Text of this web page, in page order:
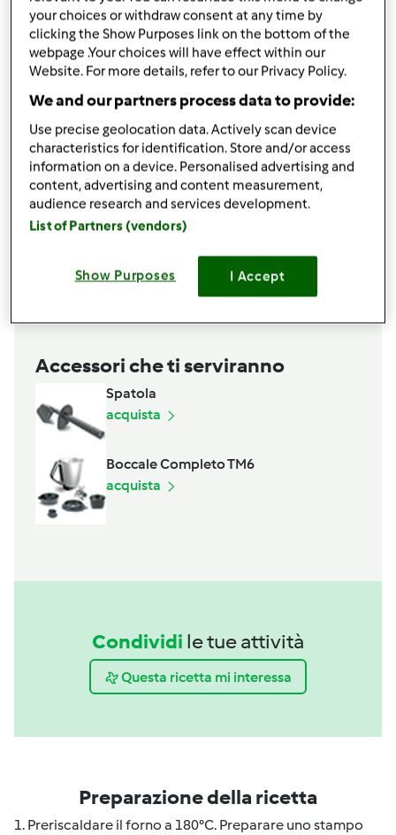
100g di mandorle sgusciate e pelate
100g di riso in chicchi,o farina di riso
80g di zucchero vanigliato fatto in casa
1Pezzetto di scorza di limone bio o non trattato,
solo la parte gialla
10fiori di lavanda
50g di ghee o burro
2uova,1 intero+1albume
1cucchiaino di lievito istantaneo
6albicocche,lavate, asciugate, tagliate a metà e
Aggiungi alla lista della spesa
Accessori che ti serviranno
Spatola
acquista
Boccale Completo TM6
acquista
Condividi le tue attività
Questa ricetta mi interessa
Preparazione della ricetta
1. Preriscaldare il forno a 180°C. Preparare uno stampo
your choices or withdraw consent at any time by
clicking the Show Purposes link on the bottom of the
webpage .Your choices will have effect within our
Website. For more details, refer to our Privacy Policy.
We and our partners process data to provide:
Use precise geolocation data. Actively scan device
characteristics for identification. Store and/or access
information on a device. Personalised advertising and
content, advertising and content measurement,
audience research and services development.
List of Partners (vendors)
Show Purposes I Accept